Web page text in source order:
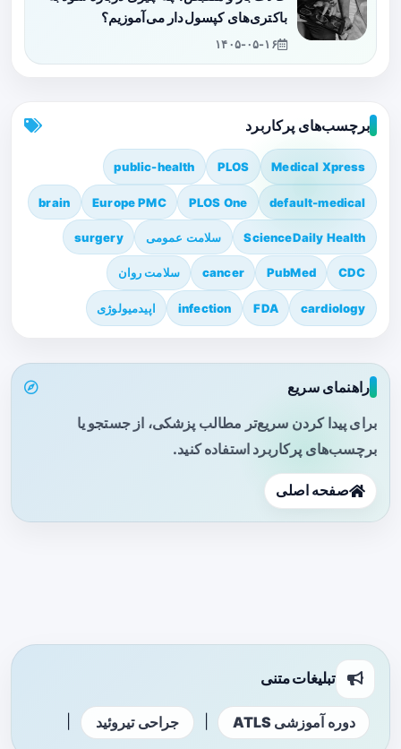
باکتری‌های کپسول‌دار می‌آموزیم؟
۱۴۰۵-۰۵-۱۶
برچسب‌های پرکاربرد
Medical Xpress
PLOS
public-health
default-medical
PLOS One
Europe PMC
brain
ScienceDaily Health سلامت عمومی surgery
CDC
PubMed
cancer سلامت روان
cardiology
FDA
infection اپیدمیولوژی
راهنمای سریع
برای پیدا کردن سریع‌تر مطالب پزشکی، از جستجو یا
برچسب‌های پرکاربرد استفاده کنید.
صفحه اصلی
تبلیغات متنی
دوره آموزشی ATLS جراحی تیروئید